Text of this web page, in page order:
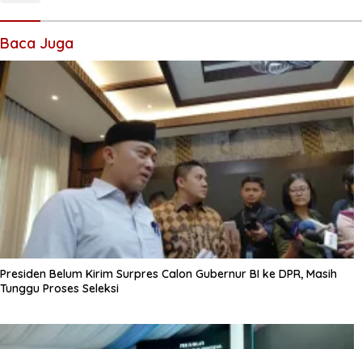
Baca Juga
Presiden Belum Kirim Surpres Calon Gubernur BI ke DPR, Masih
Tunggu Proses Seleksi